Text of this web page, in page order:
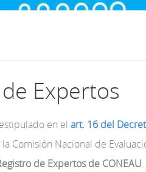
Expertos
en el art. 16 del
Comisión Nacional de
de Expertos de CONEAU.